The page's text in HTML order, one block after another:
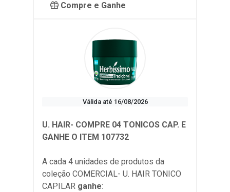
Compre e Ganhe
Válida até 16/08/2026
U. HAIR- COMPRE 04 TONICOS CAP. E
GANHE O ITEM 107732
A cada 4 unidades de produtos da
coleção COMERCIAL- U. HAIR TONICO
CAPILAR ganhe: